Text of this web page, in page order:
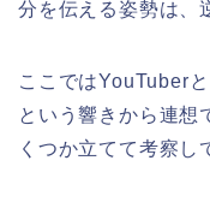
分を伝える姿勢は、
ここではYouTuber
という響きから連想
くつか立てて考察し